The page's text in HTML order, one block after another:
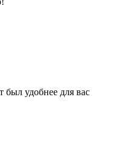
был удобнее для вас